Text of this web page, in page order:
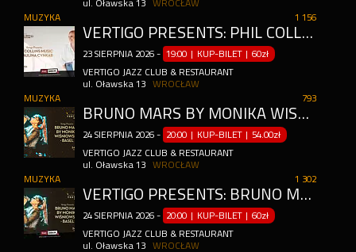
ul. Oławska 13
WROCŁAW
1 156
MUZYKA
VERTIGO PRESENTS: PHIL COLLINS MUSIC BY PAULINA CYNKAR
23 SIERPNIA 2026 - 19:00 | KUP-BILET |60zł
VERTIGO JAZZ CLUB & RESTAURANT
ul. Oławska 13
WROCŁAW
793
MUZYKA
BRUNO MARS BY MONIKA WIŚNIOWSKA - BASEL
24 SIERPNIA 2026 - 20:00 | KUP-BILET | 54.00zł
VERTIGO JAZZ CLUB & RESTAURANT
ul. Oławska 13
WROCŁAW
1 302
MUZYKA
VERTIGO PRESENTS: BRUNO MARS BY MONIKA WIŚNIOWSKA - BASEL
24 SIERPNIA 2026 - 20:00 | KUP-BILET |60zł
VERTIGO JAZZ CLUB & RESTAURANT
ul. Oławska 13
WROCŁAW